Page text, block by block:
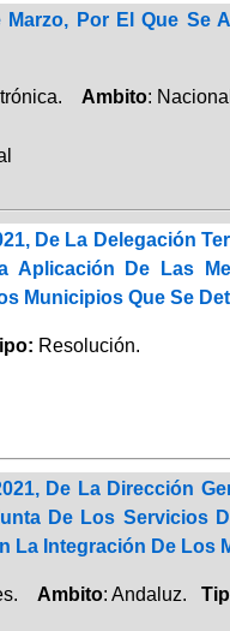
Marzo, Por El Que
Ambito:
De La Delegación
Aplicación De Las
Municipios Que Se
Resolución.
De La Dirección
De Los Servicios
La Integración De Los
Ambito: Andaluz.